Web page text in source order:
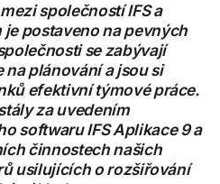
společností IFS a
je postaveno na pevných
se zabývají
plánování a jsou si
efektivní týmové práce.
za uvedením
softwaru IFS Aplikace 9 a
činnostech našich
usilujících o rozšiřování